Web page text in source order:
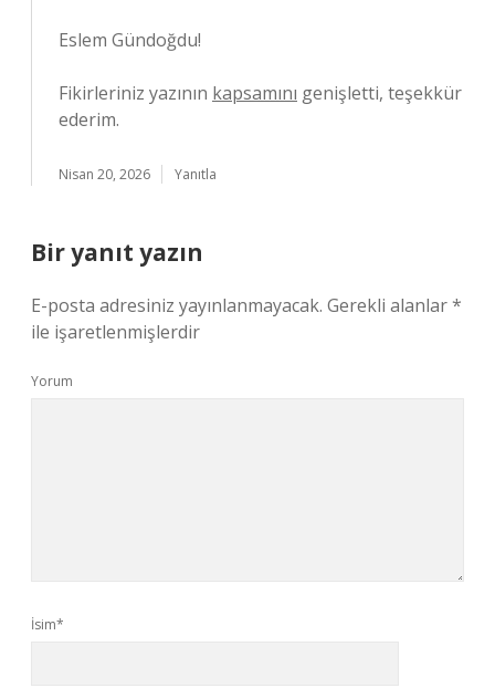
Eslem Gündoğdu!
Fikirleriniz yazının kapsamını genişletti, teşekkür
ederim.
Nisan 20, 2026 Yanıtla
Bir yanıt yazın
E-posta adresiniz yayınlanmayacak. Gerekli alanlar*
ile işaretlenmişlerdir
Yorum
İsim*